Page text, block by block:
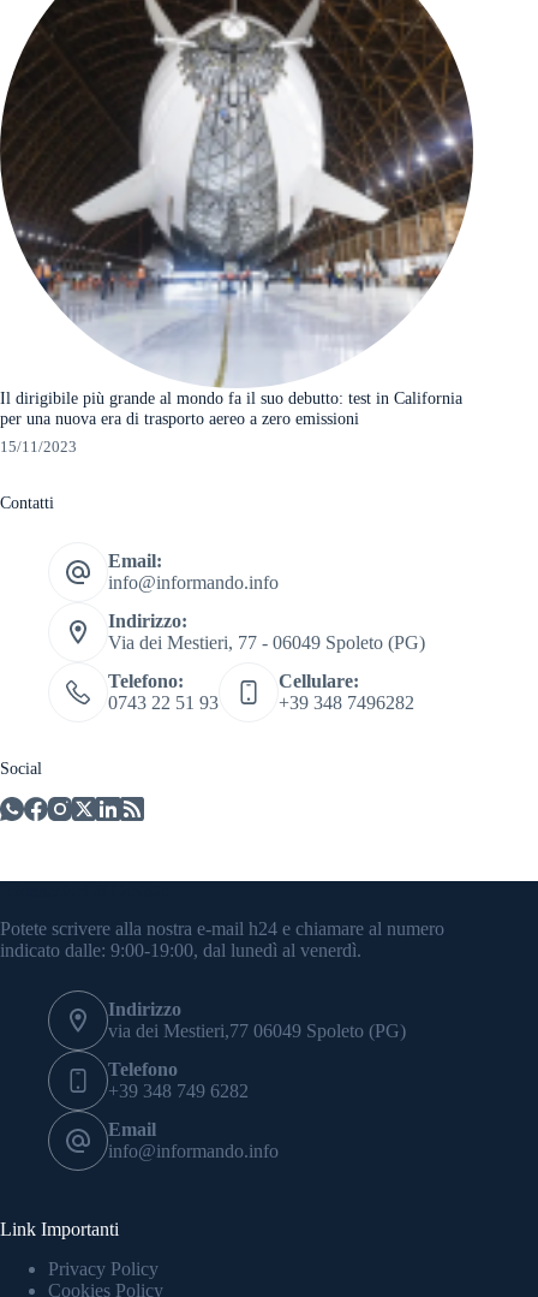
Il dirigibile più grande al mondo fa il suo debutto: test in California
per una nuova era di trasporto aereo a zero emissioni
15/11/2023
Contatti
Email:
info@informando.info
Indirizzo:
Via dei Mestieri, 77 - 06049 Spoleto (PG)
Telefono:
0743 22 51 93
Cellulare:
+39 348 7496282
Social
Potete scrivere alla nostra e-mail h24 e chiamare al numero
indicato dalle: 9:00-19:00, dal lunedì al venerdì.
Indirizzo
via dei Mestieri,77 06049 Spoleto (PG)
Telefono
+39 348 749 6282
Email
info@informando.info
Link Importanti
Privacy Policy
Cookies Policy